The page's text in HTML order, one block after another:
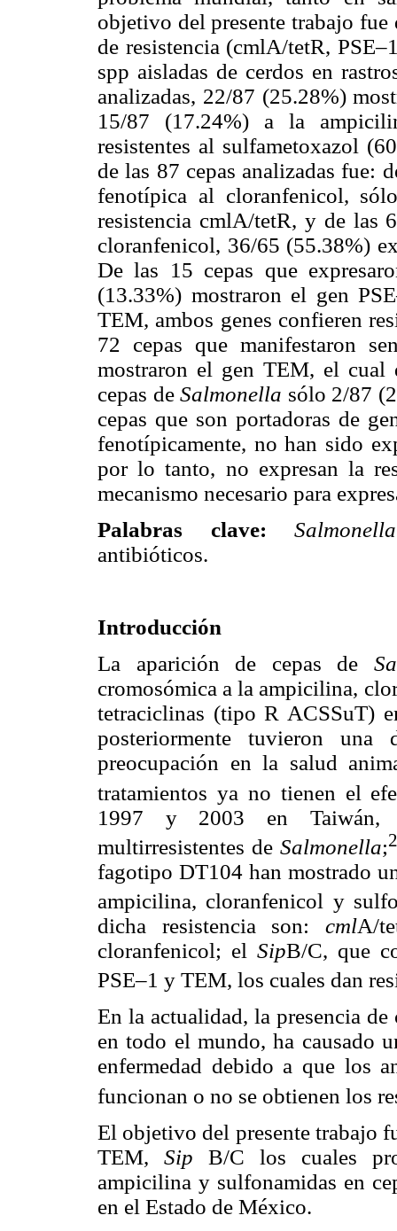
objetivo del presente trabajo fue
de resistencia (cmlA/tetR,
spp aisladas de cerdos en
analizadas, 22/87 (25.28%)
15/87 (17.24%) a la
resistentes al sulfametoxazol
de las 87 cepas analizadas fue:
fenotípica al cloranfenicol,
resistencia cmlA/tetR, y de las
cloranfenicol, 36/65 (55.38%)
De las 15 cepas que
(13.33%) mostraron el gen
TEM, ambos genes confieren
72 cepas que manifestaron
mostraron el gen TEM, el cual
cepas deSalmonella sólo 2/87
cepas que son portadoras de
fenotípicamente, no han sido
por lo tanto, no expresan la
mecanismo necesario para
Palabras clave:Salmonella
antibióticos.
Introducción
La aparición de cepas de
cromosómica a la ampicilina,
tetraciclinas (tipo R ACSSuT)
posteriormente tuvieron una
preocupación en la salud
tratamientos ya no tienen el
1997 y 2003 en Taiwán,
multirresistentes de Salmonella;2
fagotipo DT104 han mostrado
ampicilina, cloranfenicol y
dicha resistencia son: cmlA/
cloranfenicol; el SipB/C, que
PSE–1 y TEM, los cuales dan
En la actualidad, la presencia de
en todo el mundo, ha causado
enfermedad debido a que los
funcionan o no se obtienen los
El objetivo del presente trabajo
TEM, Sip B/C los cuales
ampicilina y sulfonamidas en
en el Estado de México.